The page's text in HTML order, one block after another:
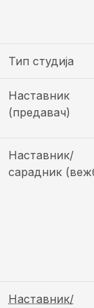
Тип студија
Наставник
(предавач)
Наставник/
сарадник
Наставник/